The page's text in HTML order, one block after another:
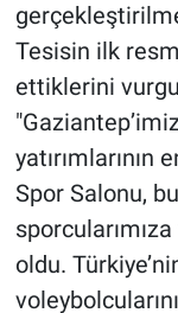
Tesisin ilk
ettiklerini
yatırımlarının
Spor Salonu,
oldu.